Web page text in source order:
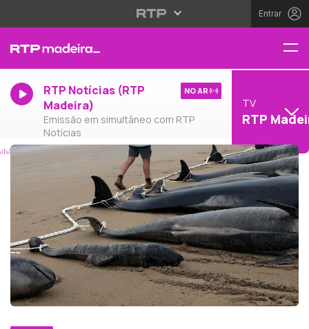
Entrar
RTP Notícias (RTP
Madeira)
Emissão em simultâneo com RTP
Notícias
NO AR
TV
RTP